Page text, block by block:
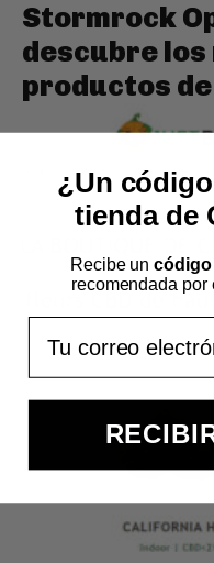
Stormrock
descubre los
productos de
¿Un
tienda de
Recibe un
recomendada por